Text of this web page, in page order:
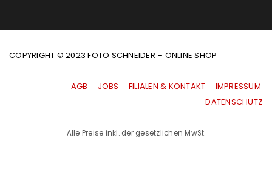
COPYRIGHT © 2023 FOTO SCHNEIDER – ONLINE SHOP
AGB JOBS FILIALEN & KONTAKT
IMPRESSUM
|DATENSCHUTZ
Alle Preise inkl. der gesetzlichen MwSt.